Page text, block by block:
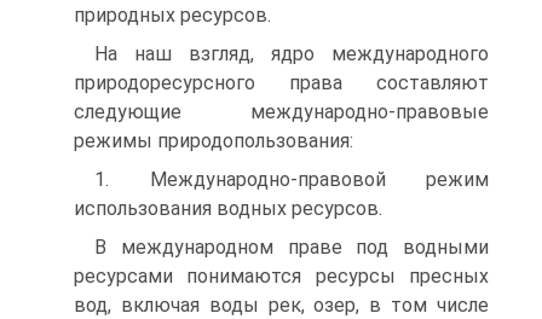
природных ресурсов.
На наш взгляд, ядро международного
природоресурсного права составляют
следующие международно-правовые
режимы природопользования:
1. Международно-правовой режим
использования водных ресурсов.
В международном праве под водными
ресурсами понимаются ресурсы пресных
вод, включая воды рек, озер, в том числе